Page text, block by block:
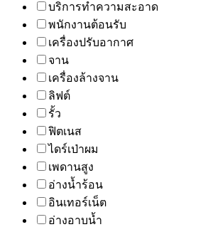
บริการทำความสะอาด
พนักงานต้อนรับ
เครื่องปรับอากาศ
จาน
เครื่องล้างจาน
ลิฟต์
รั้ว
ฟิตเนส
ไดร์เป่าผม
เพดานสูง
อ่างน้ำร้อน
อินเทอร์เน็ต
อ่างอาบน้ำ